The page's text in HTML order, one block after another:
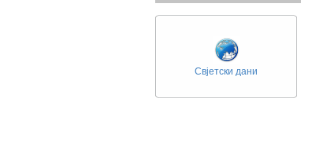
Свјетски дани